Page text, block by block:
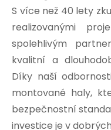
S více než 40 lety
realizovanými
spolehlivým
kvalitní a
Díky naší
montované haly,
bezpečnostní
investice je v